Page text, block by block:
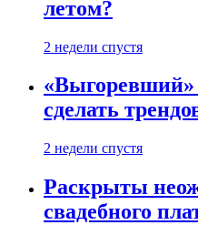
летом?
2 недели спустя
сделать
2 недели спустя
Раскрыты
свадебного